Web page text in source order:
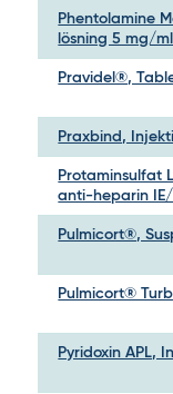
Phentolamine
lösning 5 mg/ml
Pravidel®,
Praxbind,
Protaminsulfat
anti-heparin IE/
Pulmicort®,
Pulmicort®
Pyridoxin APL,